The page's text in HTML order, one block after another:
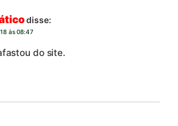
disse:
às 08:47
do site.